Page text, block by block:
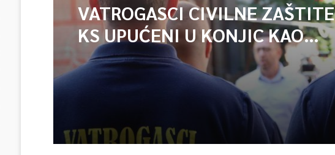
VATROGASCI CIVILNE ZAŠTITE
KS UPUĆENI U KONJIC KAO
ISPOMOĆ U GAŠENJU POŽARA